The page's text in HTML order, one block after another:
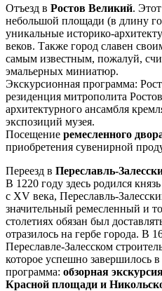
Отъезд в Ростов Великий.
небольшой площади (в длину
уникальные историко-
веков. Также город славен
самым известным, пожалуй,
эмальерных миниатюр.
Экскурсионная программа:
резиденция митрополита
архитектурного ансамбля
экспозиций музея.
Посещение ремесленного
приобретения сувенирной
Переезд в Переславль-
В 1220 году здесь родился
с XV века, Переславль-
значительный ремесленный и
столетиях обязан был
отразилось на гербе города. В
Переславле-Залесском
которое успешно завершилось
программа: обзорная
Красной площади и